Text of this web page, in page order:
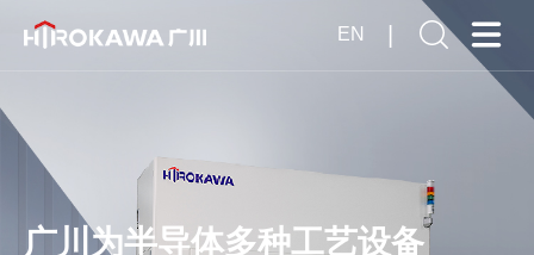
EN
广川为半导体多种工艺设备